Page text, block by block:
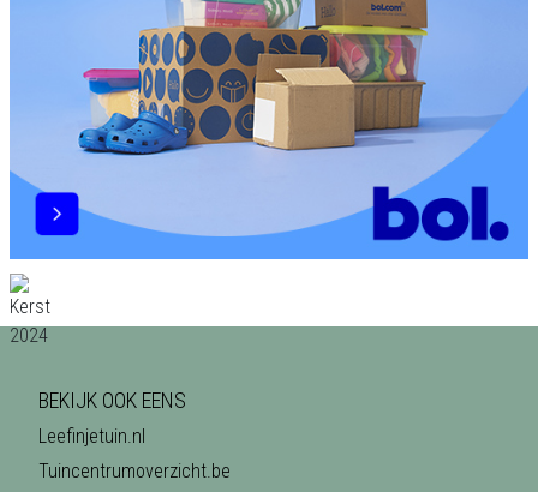
BEKIJK OOK EENS
Leefinjetuin.nl
Tuincentrumoverzicht.be